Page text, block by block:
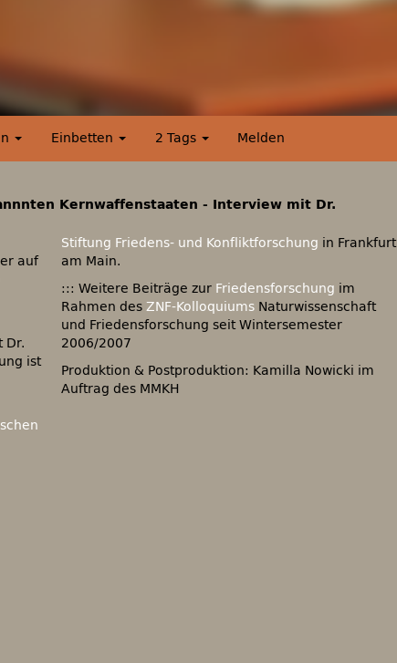
Einbetten 2 Tags Melden
Kernwaffenstaaten - Interview mit Dr.
auf
Dr.
ist
Stiftung Friedens- und Konfliktforschung in Frankfurt
am Main.
::: Weitere Beiträge zur Friedensforschung im
Rahmen des ZNF-Kolloquiums Naturwissenschaft
und Friedensforschung seit Wintersemester
2006/2007
Produktion & Postproduktion: Kamilla Nowicki im
Auftrag des MMKH